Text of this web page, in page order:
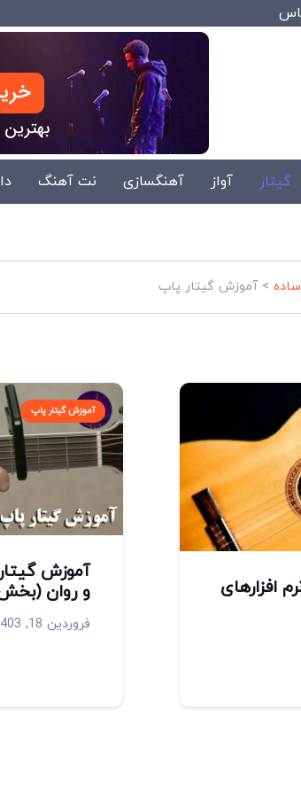
گیتار آواز آهنگسازی نت آهنگ
>آموزش گیتار پاپ
نرم افزارهای
آموزش گیتار پاپ
آموزش
و روان
فروردین 18, 1403